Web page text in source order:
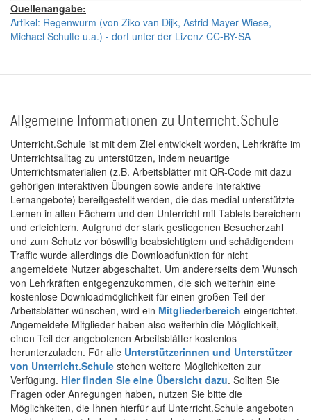
Quellenangabe:
Artikel: Regenwurm (von Ziko van Dijk, Astrid Mayer-Wiese,
Michael Schulte u.a.) - dort unter der Lizenz CC-BY-SA
Allgemeine Informationen zu Unterricht.Schule
Unterricht.Schule ist mit dem Ziel entwickelt worden, Lehrkräfte im
Unterrichtsalltag zu unterstützen, indem neuartige
Unterrichtsmaterialien (z.B. Arbeitsblätter mit QR-Code mit dazu
gehörigen interaktiven Übungen sowie andere interaktive
Lernangebote) bereitgestellt werden, die das medial unterstützte
Lernen in allen Fächern und den Unterricht mit Tablets bereichern
und erleichtern. Aufgrund der stark gestiegenen Besucherzahl
und zum Schutz vor böswillig beabsichtigtem und schädigendem
Traffic wurde allerdings die Downloadfunktion für nicht
angemeldete Nutzer abgeschaltet. Um andererseits dem Wunsch
von Lehrkräften entgegenzukommen, die sich weiterhin eine
kostenlose Downloadmöglichkeit für einen großen Teil der
Arbeitsblätter wünschen, wird ein Mitgliederbereich eingerichtet.
Angemeldete Mitglieder haben also weiterhin die Möglichkeit,
einen Teil der angebotenen Arbeitsblätter kostenlos
herunterzuladen. Für alle Unterstützerinnen und Unterstützer
von Unterricht.Schule stehen weitere Möglichkeiten zur
Verfügung. Hier finden Sie eine Übersicht dazu. Sollten Sie
Fragen oder Anregungen haben, nutzen Sie bitte die
Möglichkeiten, die Ihnen hierfür auf Unterricht.Schule angeboten